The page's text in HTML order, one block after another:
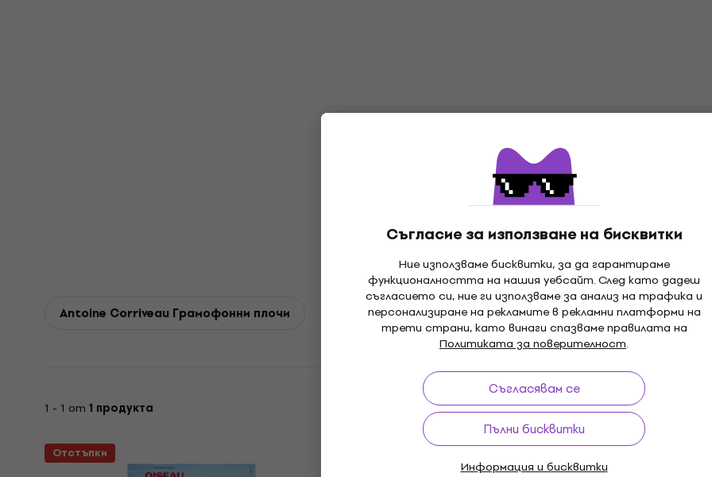
Съгласие за използване на бисквитки
Ние използваме бисквитки, за да гарантираме
функционалността на нашия уебсайт. След като дадеш
съгласието си, ние ги използваме за анализ на трафика и
персонализиране на рекламите в рекламни платформи на
трети страни, като винаги спазваме правилата на
Политиката за поверителност.
Съгласявам се
Пълни бисквитки
Информация и бисквитки
Antoine Corriveau Грамофонни плочи
1 - 1 от 1 продукта
Отстъпки